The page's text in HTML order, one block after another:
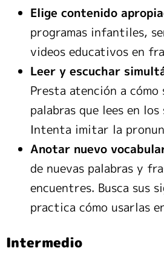
Elige contenido
programas infantiles,
videos educativos en
Leer y escuchar
Presta atención a cómo
palabras que lees en
Intenta imitar la
Anotar nuevo
de nuevas palabras y
encuentres. Busca sus
practica cómo usarlas
Intermedio